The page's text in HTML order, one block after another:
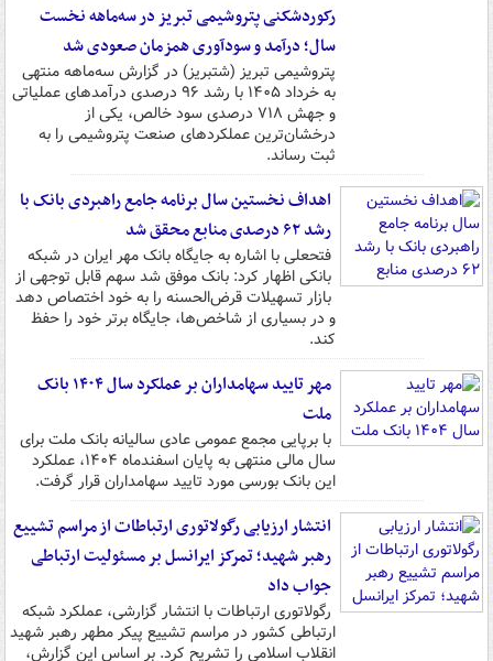
رکوردشکنی پتروشیمی تبریز در سه‌ماهه نخست
سال؛ درآمد و سودآوری همزمان صعودی شد
پتروشیمی تبریز (شتبریز) در گزارش سه‌ماهه منتهی
به خرداد ۱۴۰۵ با رشد ۹۶ درصدی درآمدهای عملیاتی
و جهش ۷۱۸ درصدی سود خالص، یکی از
درخشان‌ترین عملکردهای صنعت پتروشیمی را به
ثبت رساند.
اهداف نخستین سال برنامه جامع راهبردی بانک با
رشد ۶۲ درصدی منابع محقق شد
فتحعلی با اشاره به جایگاه بانک مهر ایران در شبکه
بانکی اظهار کرد: بانک موفق شد سهم قابل توجهی از
بازار تسهیلات قرض‌الحسنه را به خود اختصاص دهد
و در بسیاری از شاخص‌ها، جایگاه برتر خود را حفظ
کند.
مهر تایید سهامداران بر عملکرد سال ۱۴۰۴ بانک
ملت
با برپایی مجمع عمومی عادی سالیانه بانک ملت برای
سال مالی منتهی به پایان اسفندماه ۱۴۰۴، عملکرد
این بانک بورسی مورد تایید سهامداران قرار گرفت.
انتشار ارزیابی رگولاتوری ارتباطات از مراسم تشییع
رهبر شهید؛ تمرکز ایرانسل بر مسئولیت ارتباطی
جواب داد
رگولاتوری ارتباطات با انتشار گزارشی، عملکرد شبکه
ارتباطی کشور در مراسم تشییع پیکر مطهر رهبر شهید
انقلاب اسلامی را تشریح کرد. بر اساس این گزارش،